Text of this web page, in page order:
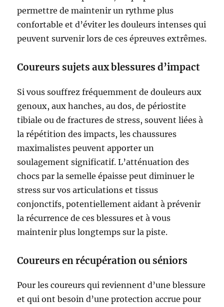
permettre de maintenir un rythme plus
confortable et d’éviter les douleurs intenses qui
peuvent survenir lors de ces épreuves extrêmes.
Coureurs sujets aux blessures d’impact
Si vous souffrez fréquemment de douleurs aux
genoux, aux hanches, au dos, de périostite
tibiale ou de fractures de stress, souvent liées à
la répétition des impacts, les chaussures
maximalistes peuvent apporter un
soulagement significatif. L’atténuation des
chocs par la semelle épaisse peut diminuer le
stress sur vos articulations et tissus
conjonctifs, potentiellement aidant à prévenir
la récurrence de ces blessures et à vous
maintenir plus longtemps sur la piste.
Coureurs en récupération ou séniors
Pour les coureurs qui reviennent d’une blessure
et qui ont besoin d’une protection accrue pour